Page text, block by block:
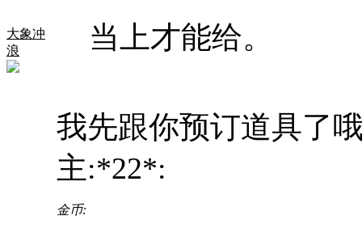
大象冲
浪
当上才能给。
我先跟你预订道具了
主:*22*:
金币: